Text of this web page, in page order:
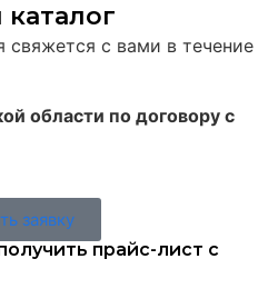
с вами в течение
области по договору с
заявку
прайс-лист с